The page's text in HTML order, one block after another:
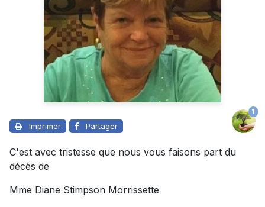
Imprimer Partager
1
C'est avec tristesse que nous vous faisons part du
décès de
Mme Diane Stimpson Morrissette